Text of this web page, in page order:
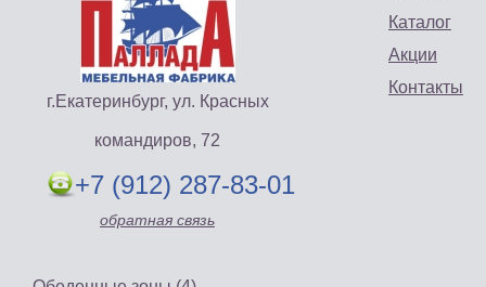
Каталог
Акции
Контакты
г.Екатеринбург, ул. Красных
командиров, 72
+7 (912) 287-83-01
обратная связь